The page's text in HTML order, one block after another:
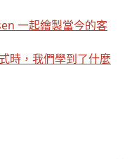
一起繪製當今的客
時，我們學到了什麼